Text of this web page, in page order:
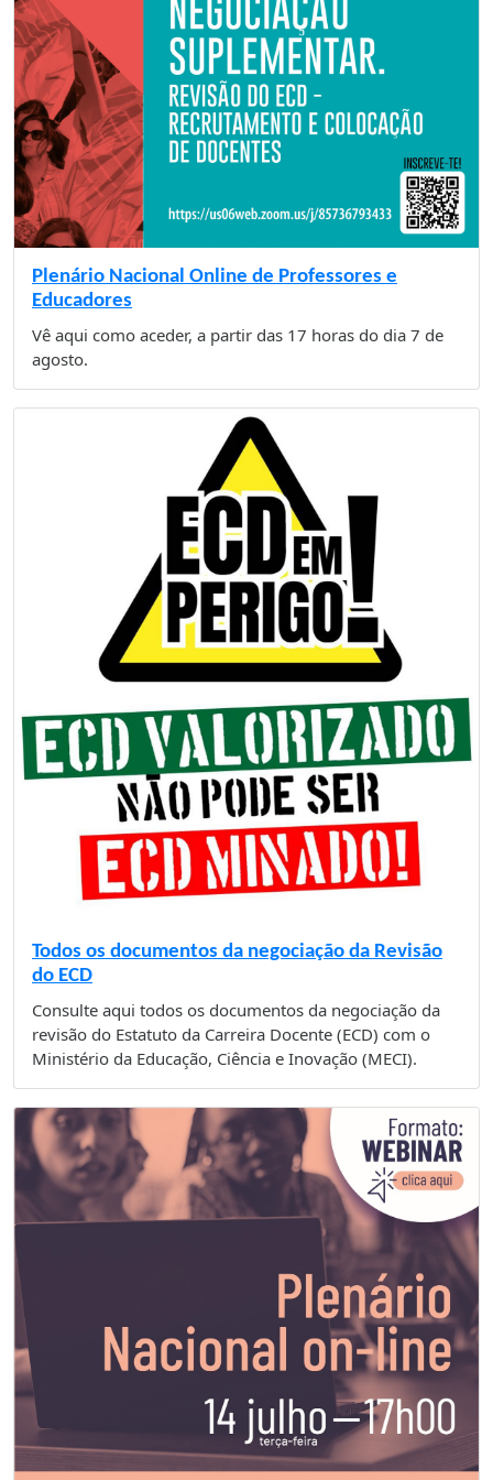
Plenário Nacional Online de Professores e
Educadores
Vê aqui como aceder, a partir das 17 horas do dia 7 de
agosto.
Todos os documentos da negociação da Revisão
do ECD
Consulte aqui todos os documentos da negociação da
revisão do Estatuto da Carreira Docente (ECD) com o
Ministério da Educação, Ciência e Inovação (MECI).